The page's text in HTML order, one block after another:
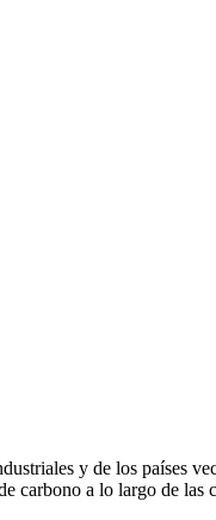
y de los países
carbono a lo largo de las